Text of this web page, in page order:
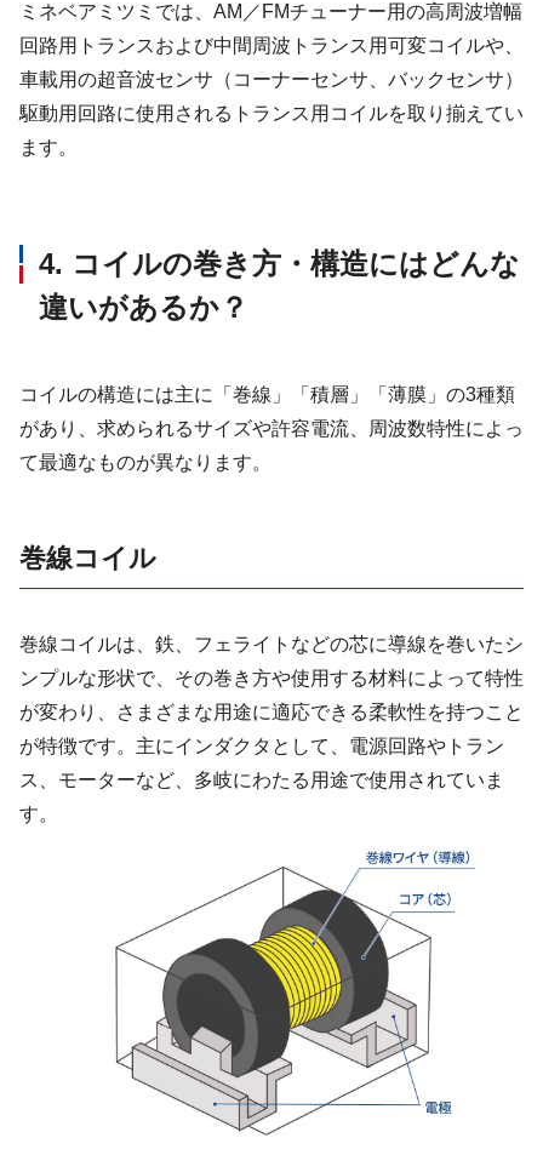
ミネベアミツミでは、AM／FMチューナー用の高周波増幅
回路用トランスおよび中間周波トランス用可変コイルや、
車載用の超音波センサ（コーナーセンサ、バックセンサ）
駆動用回路に使用されるトランス用コイルを取り揃えてい
ます。
4. コイルの巻き方・構造にはどんな
違いがあるか？
コイルの構造には主に「巻線」「積層」「薄膜」の3種類
があり、求められるサイズや許容電流、周波数特性によっ
て最適なものが異なります。
巻線コイル
巻線コイルは、鉄、フェライトなどの芯に導線を巻いたシ
ンプルな形状で、その巻き方や使用する材料によって特性
が変わり、さまざまな用途に適応できる柔軟性を持つこと
が特徴です。主にインダクタとして、電源回路やトラン
ス、モーターなど、多岐にわたる用途で使用されていま
す。